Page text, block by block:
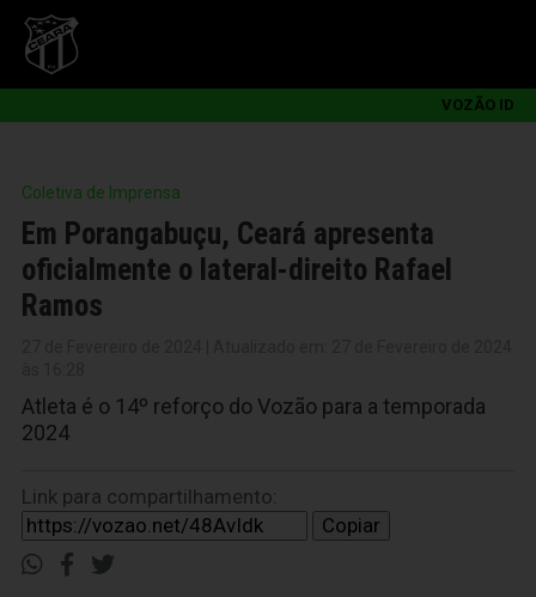
VOZÃO ID
Coletiva de Imprensa
Em Porangabuçu, Ceará apresenta
oficialmente o lateral-direito Rafael
Ramos
Atleta é o 14º reforço do Vozão para a temporada
2024
Link para compartilhamento:
Copiar